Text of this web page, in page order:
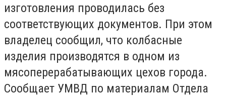
изготовления проводилась без
соответствующих документов. При этом
владелец сообщил, что колбасные
изделия производятся в одном из
мясоперерабатывающих цехов города.
Сообщает УМВД по материалам Отдела